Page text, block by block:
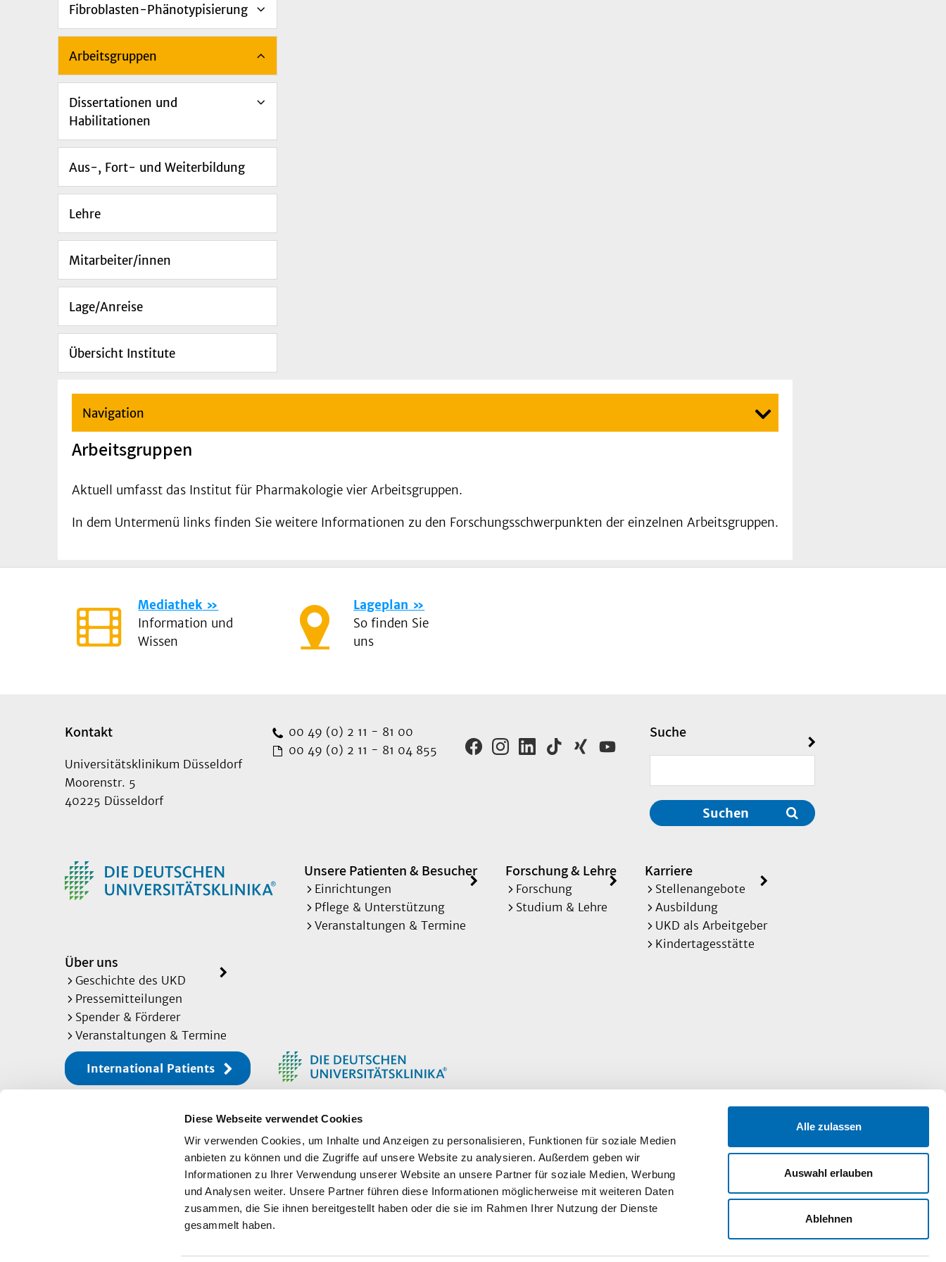
Diese Webseite verwendet Cookies
Wir verwenden Cookies, um Inhalte und Anzeigen zu personalisieren, Funktionen für soziale Medien
anbieten zu können und die Zugriffe auf unsere Website zu analysieren. Außerdem geben wir
Informationen zu Ihrer Verwendung unserer Website an unsere Partner für soziale Medien, Werbung
und Analysen weiter. Unsere Partner führen diese Informationen möglicherweise mit weiteren Daten
zusammen, die Sie ihnen bereitgestellt haben oder die sie im Rahmen Ihrer Nutzung der Dienste
gesammelt haben.
Alle zulassen
Auswahl erlauben
Ablehnen
Fibroblasten-Phänotypisierung
Arbeitsgruppen
Dissertationen und
Habilitationen
Aus-, Fort- und Weiterbildung
Lehre
Mitarbeiter/innen
Lage/Anreise
Übersicht Institute
Navigation
Arbeitsgruppen
Aktuell umfasst das Institut für Pharmakologie vier Arbeitsgruppen.
In dem Untermenü links finden Sie weitere Informationen zu den Forschungsschwerpunkten der einzelnen Arbeitsgruppen.
Mediathek
Information und
Wissen
Lageplan
So finden Sie
uns
Kontakt
Universitätsklinikum Düsseldorf
Moorenstr. 5
40225 Düsseldorf
00 49 (0) 2 11 - 81 00
00 49 (0) 2 11 - 81 04 855
Suche
Suchen
Unsere Patienten & Besucher
Einrichtungen
Pflege & Unterstützung
Veranstaltungen & Termine
Forschung & Lehre
Forschung
Studium & Lehre
Karriere
Stellenangebote
Ausbildung
UKD als Arbeitgeber
Kindertagesstätte
Über uns
Geschichte des UKD
Pressemitteilungen
Spender & Förderer
Veranstaltungen & Termine
International Patients